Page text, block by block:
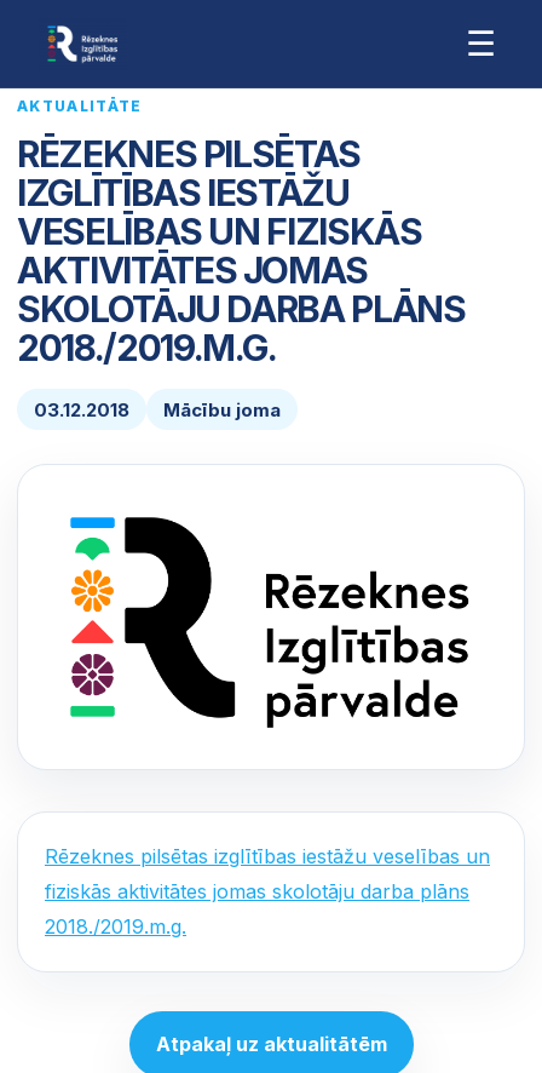
☰
AKTUALITĀTE
RĒZEKNES PILSĒTAS
IZGLĪTĪBAS IESTĀŽU
VESELĪBAS UN FIZISKĀS
AKTIVITĀTES JOMAS
SKOLOTĀJU DARBA PLĀNS
2018./2019.M.G.
03.12.2018 Mācību joma
Rēzeknes pilsētas izglītības iestāžu veselības un
fiziskās aktivitātes jomas skolotāju darba plāns
2018./2019.m.g.
Atpakaļ uz aktualitātēm